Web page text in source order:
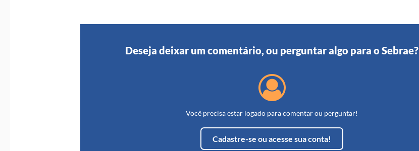
Olá Iara Temos consultoria presencial. Agende uma visita pelo 08005700800. Abraços!
Deseja deixar um comentário, ou perguntar algo para o Sebrae?
Você precisa estar logado para comentar ou perguntar!
Cadastre-se ou acesse sua conta!